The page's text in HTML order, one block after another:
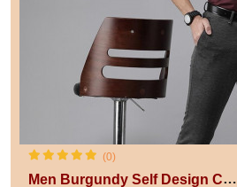
(0)
Men Burgundy Self Design Custom Fit Formal Shirt